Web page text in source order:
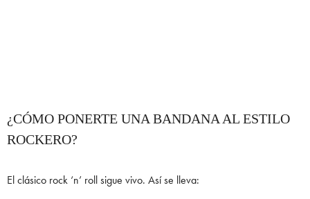
¿CÓMO PONERTE UNA BANDANA AL ESTILO
ROCKERO?
El clásico rock ‘n’ roll sigue vivo. Así se lleva: